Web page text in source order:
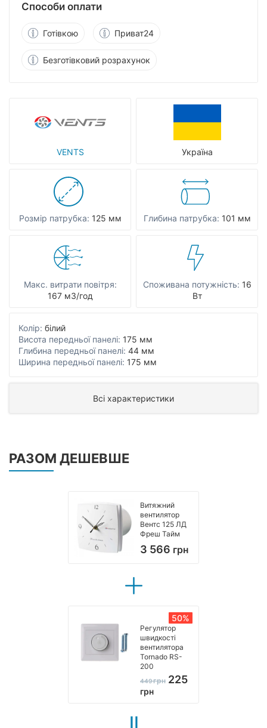
VENTS Україна
Розмір патрубка: 125 мм Глибина патрубка: 101 мм
Макс. витрати повітря:
167 мЗ/год
Споживана потужність: 16
Вт
Колір: білий
Висота передньої панелі: 175 мм
Глибина передньої панелі: 44 мм
Ширина передньої панелі: 175 мм
Всі характеристики
Способи оплати
Готівкою Приват24
Безготівковий розрахунок
РАЗОМ ДЕШЕВШЕ
Витяжний
вентилятор
Вентс 125 ЛД
Фреш Тайм
3 566 грн
50%
Регулятор
швидкості
вентилятора
Tornado RS-
200
449грн 225
грн